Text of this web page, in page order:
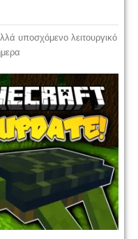
υποσχόμενο λειτουργικό